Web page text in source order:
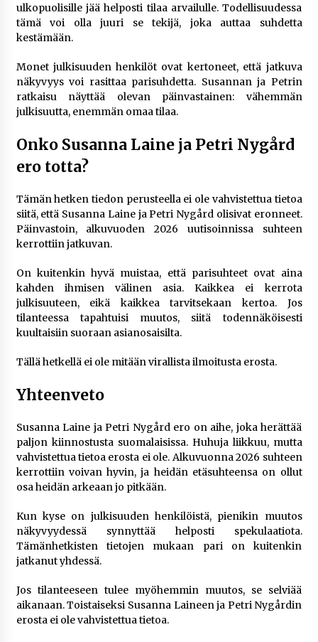
ulkopuolisille jää helposti tilaa arvailulle. Todellisuudessa
tämä voi olla juuri se tekijä, joka auttaa suhdetta
kestämään.
Monet julkisuuden henkilöt ovat kertoneet, että jatkuva
näkyvyys voi rasittaa parisuhdetta. Susannan ja Petrin
ratkaisu näyttää olevan päinvastainen: vähemmän
julkisuutta, enemmän omaa tilaa.
Onko Susanna Laine ja Petri Nygård
ero totta?
Tämän hetken tiedon perusteella ei ole vahvistettua tietoa
siitä, että Susanna Laine ja Petri Nygård olisivat eronneet.
Päinvastoin, alkuvuoden 2026 uutisoinnissa suhteen
kerrottiin jatkuvan.
On kuitenkin hyvä muistaa, että parisuhteet ovat aina
kahden ihmisen välinen asia. Kaikkea ei kerrota
julkisuuteen, eikä kaikkea tarvitsekaan kertoa. Jos
tilanteessa tapahtuisi muutos, siitä todennäköisesti
kuultaisiin suoraan asianosaisilta.
Tällä hetkellä ei ole mitään virallista ilmoitusta erosta.
Yhteenveto
Susanna Laine ja Petri Nygård ero on aihe, joka herättää
paljon kiinnostusta suomalaisissa. Huhuja liikkuu, mutta
vahvistettua tietoa erosta ei ole. Alkuvuonna 2026 suhteen
kerrottiin voivan hyvin, ja heidän etäsuhteensa on ollut
osa heidän arkeaan jo pitkään.
Kun kyse on julkisuuden henkilöistä, pienikin muutos
näkyvyydessä synnyttää helposti spekulaatiota.
Tämänhetkisten tietojen mukaan pari on kuitenkin
jatkanut yhdessä.
Jos tilanteeseen tulee myöhemmin muutos, se selviää
aikanaan. Toistaiseksi Susanna Laineen ja Petri Nygårdin
erosta ei ole vahvistettua tietoa.